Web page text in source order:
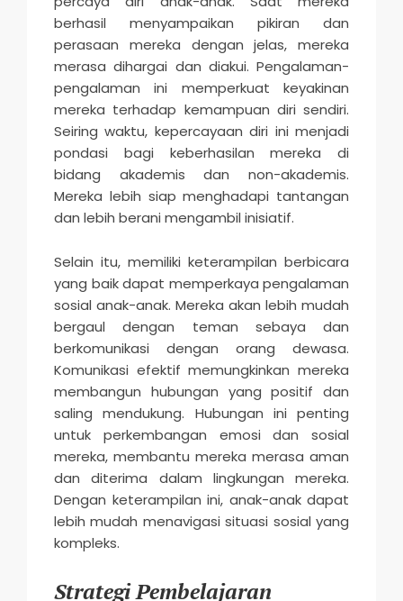
berhasil menyampaikan pikiran dan
perasaan mereka dengan jelas, mereka
merasa dihargai dan diakui. Pengalaman-
pengalaman ini memperkuat keyakinan
mereka terhadap kemampuan diri sendiri.
Seiring waktu, kepercayaan diri ini menjadi
pondasi bagi keberhasilan mereka di
bidang akademis dan non-akademis.
Mereka lebih siap menghadapi tantangan
dan lebih berani mengambil inisiatif.
Selain itu, memiliki keterampilan berbicara
yang baik dapat memperkaya pengalaman
sosial anak-anak. Mereka akan lebih mudah
bergaul dengan teman sebaya dan
berkomunikasi dengan orang dewasa.
Komunikasi efektif memungkinkan mereka
membangun hubungan yang positif dan
saling mendukung. Hubungan ini penting
untuk perkembangan emosi dan sosial
mereka, membantu mereka merasa aman
dan diterima dalam lingkungan mereka.
Dengan keterampilan ini, anak-anak dapat
lebih mudah menavigasi situasi sosial yang
kompleks.
Strategi Pembelajaran